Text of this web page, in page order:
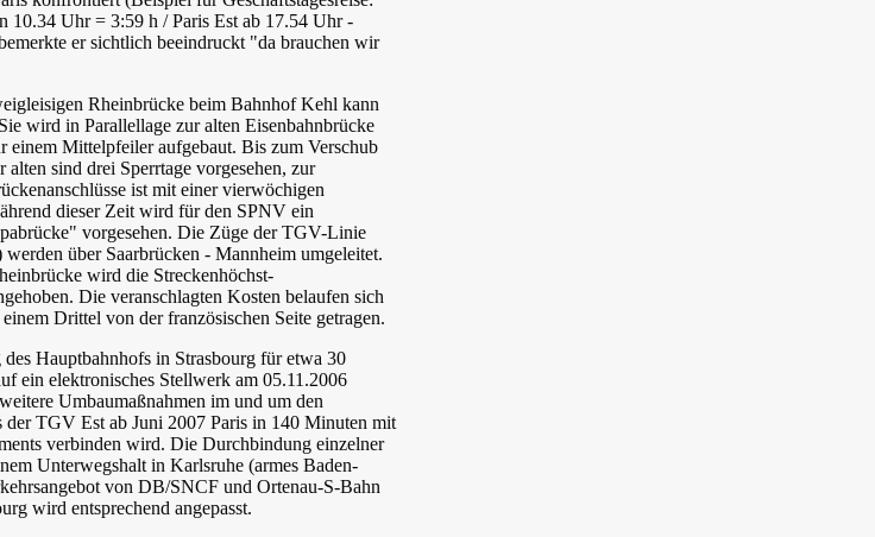
10.34 Uhr = 3:59 h / Paris Est ab 17.54 Uhr -
er sichtlich beeindruckt "da brauchen wir
Rheinbrücke beim Bahnhof Kehl kann
wird in Parallellage zur alten Eisenbahnbrücke
einem Mittelpfeiler aufgebaut. Bis zum Verschub
sind drei Sperrtage vorgesehen, zur
ist mit einer vierwöchigen
dieser Zeit wird für den SPNV ein
vorgesehen. Die Züge der TGV-Linie
über Saarbrücken - Mannheim umgeleitet.
wird die Streckenhöchst-
Die veranschlagten Kosten belaufen sich
Drittel von der französischen Seite getragen.
Hauptbahnhofs in Strasbourg für etwa 30
ein elektronisches Stellwerk am 05.11.2006
Umbaumaßnahmen im und um den
der TGV Est ab Juni 2007 Paris in 140 Minuten mit
verbinden wird. Die Durchbindung einzelner
Unterwegshalt in Karlsruhe (armes Baden-
von DB/SNCF und Ortenau-S-Bahn
wird entsprechend angepasst.